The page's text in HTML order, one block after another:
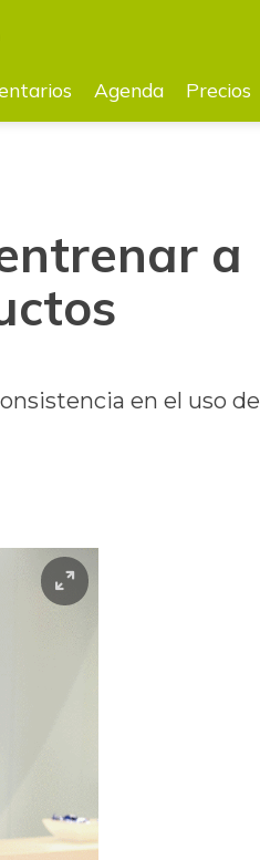
Agenda Precios
a
en el uso de